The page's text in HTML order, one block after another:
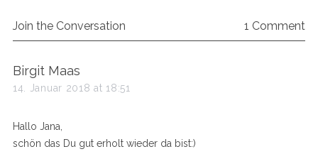
Join the Conversation 1 Comment
s
a
s
:
Birgit Maas
14. Januar 2018 at 18:51
Hallo Jana,
schön das Du gut erholt wieder da bist:)